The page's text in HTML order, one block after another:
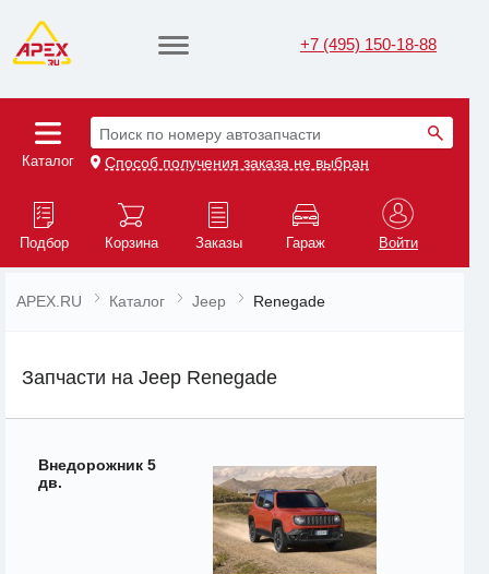
+7 (495) 150-18-88
Каталог
Поиск по номеру автозапчасти
Способ получения заказа не выбран
Подбор Корзина Заказы Гараж Войти
APEX.RU Каталог Jeep Renegade
Запчасти на Jeep Renegade
Внедорожник 5
дв.